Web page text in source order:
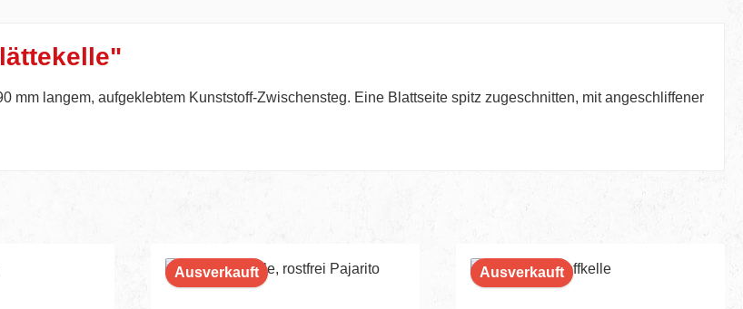
mm langem, aufgeklebtem Kunststoff-Zwischensteg. Eine Blattseite spitz zugeschnitten, mit angeschliffener
Ausverkauft Ausverkauft